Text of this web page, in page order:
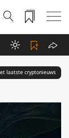
laatste cryptonieuws